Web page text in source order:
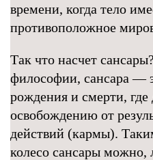
времени, когда тело
противоположное
Так что насчет
философии, сансара —
рождения и смерти,
освобождению от
действий (кармы).
колесо сансары можно,